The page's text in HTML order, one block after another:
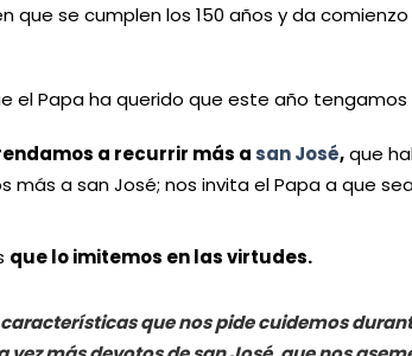
que se cumplen los 150 años y da
el Papa ha querido que este año
a recurrir más asan José,que
más a san José; nos invita el Papa a que
que lo imitemos en las virtudes.
características que nos pide cuidemos